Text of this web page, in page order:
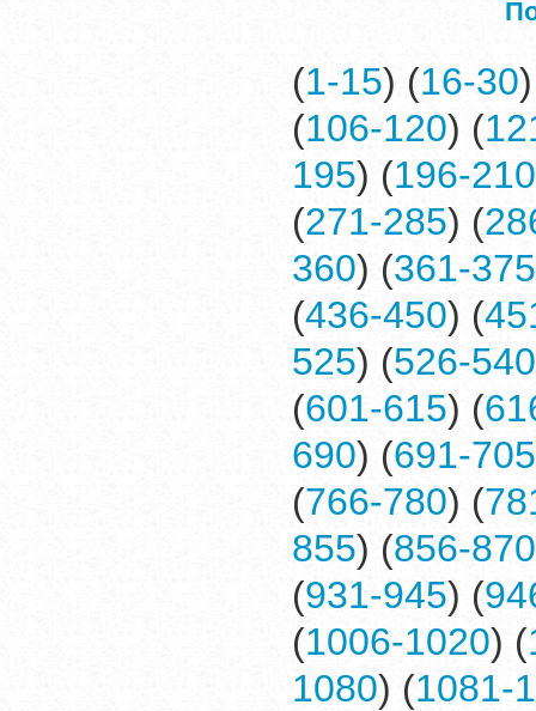
(1-15) (16-30
(106-120) (
195) (196-210
(271-285) (
360) (361-375
(436-450) (
525) (526-540
(601-615) (
690) (691-705
(766-780) (
855) (856-870
(931-945) (
(1006-1020) (
1080) (1081-